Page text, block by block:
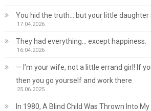
You hid the truth… but your little daughter
17.04.2026
They had everything… except happiness.
16.04.2026
— I’m your wife, not a little errand girl! If
then you go yourself and work there
25.06.2025
In 1980, A Blind Child Was Thrown Into